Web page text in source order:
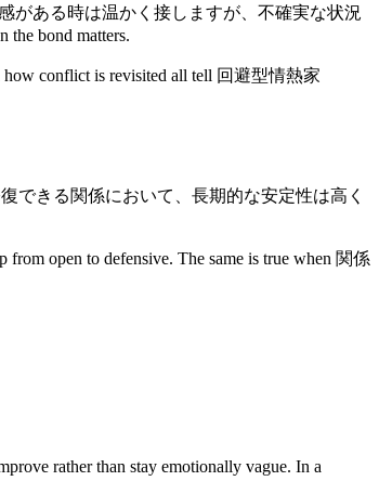
感がある時は温かく接しますが、不確実な状況
bond matters.
how conflict is revisited all tell 回避型情熱家
復できる関係において、長期的な安定性は高く
open to defensive. The same is true when 関係
rather than stay emotionally vague. In a